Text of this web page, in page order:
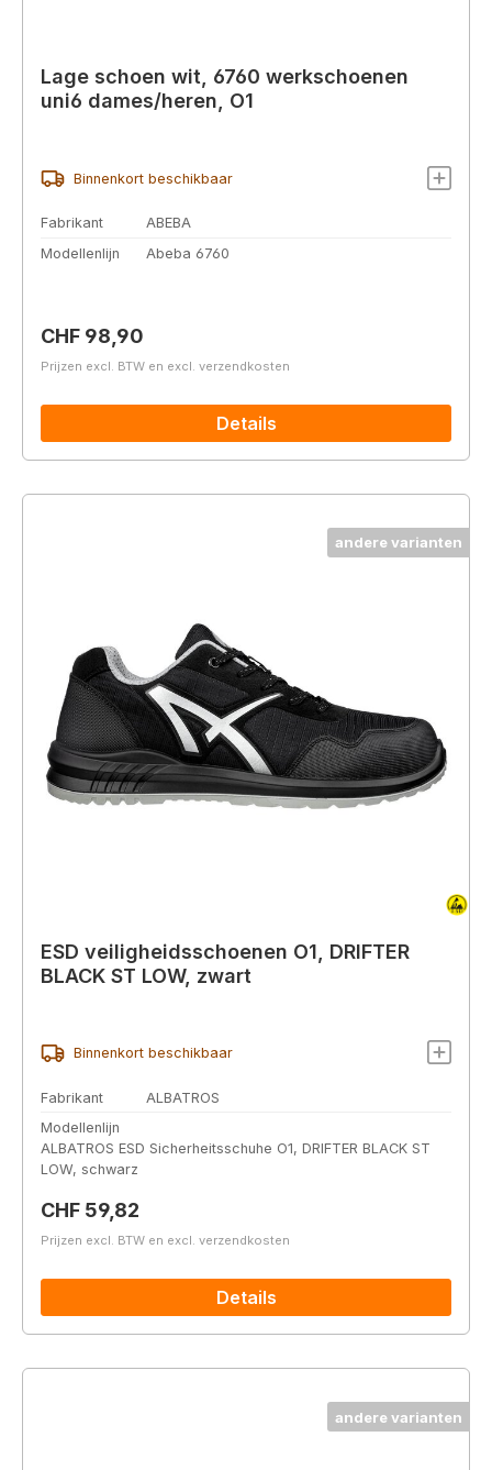
Lage schoen wit, 6760 werkschoenen
uni6 dames/heren, O1
Binnenkort beschikbaar
Fabrikant
ABEBA
Modellenlijn
Abeba 6760
Normale prijs:
CHF 98,90
Prijzen excl. BTW en excl. verzendkosten
Details
andere varianten
ESD veiligheidsschoenen O1, DRIFTER
BLACK ST LOW, zwart
Binnenkort beschikbaar
Fabrikant
ALBATROS
Modellenlijn
ALBATROS ESD Sicherheitsschuhe O1, DRIFTER BLACK ST
LOW, schwarz
Normale prijs:
CHF 59,82
Prijzen excl. BTW en excl. verzendkosten
Details
andere varianten